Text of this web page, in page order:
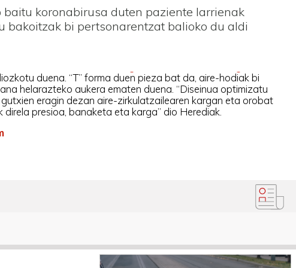
koronabirusa duten paziente larrienak
bakoitzak bi pertsonarentzat balioko du aldi
duena. “T” forma duen pieza bat da, aire-hodiak bi
helarazteko aukera ematen duena. “Diseinua optimizatu
eragin dezan aire-zirkulatzailearen kargan eta orobat
presioa, banaketa eta karga” dio Herediak.